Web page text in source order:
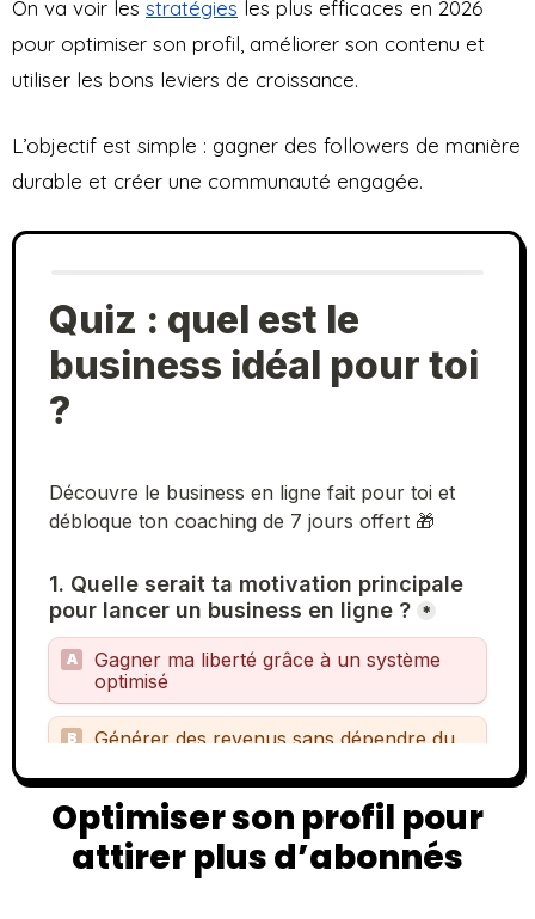
On va voir les stratégies les plus efficaces en 2026
pour optimiser son profil, améliorer son contenu et
utiliser les bons leviers de croissance.
L’objectif est simple : gagner des followers de manière
durable et créer une communauté engagée.
Optimiser son profil pour
attirer plus d’abonnés